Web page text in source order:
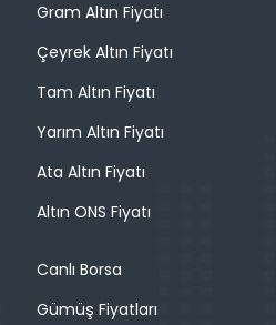
Gram Altın Fiyatı
Çeyrek Altın Fiyatı
Tam Altın Fiyatı
Yarım Altın Fiyatı
Ata Altın Fiyatı
Altın ONS Fiyatı
Canlı Borsa
Gümüş Fiyatları